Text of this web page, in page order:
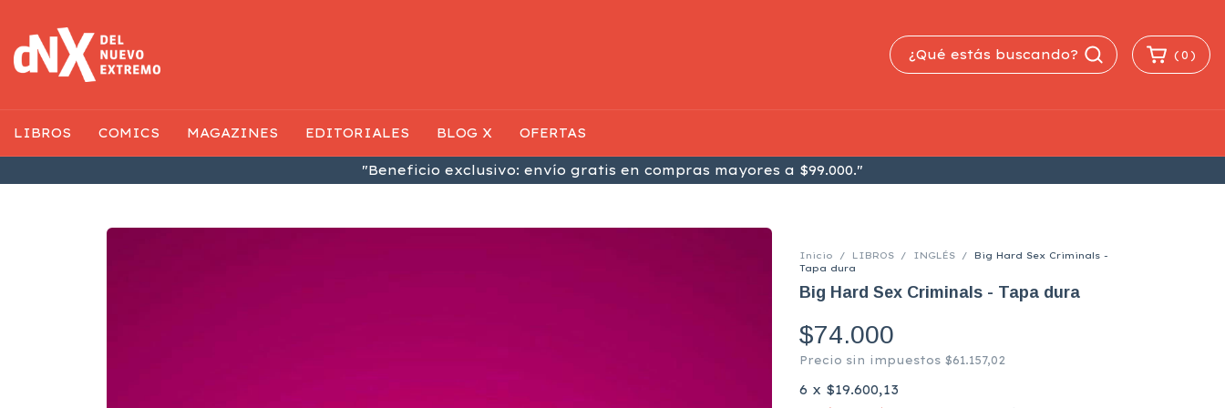
"Beneficio exclusivo: envío gratis en compras mayores a $99.000."
( 0 )
LIBROS COMICS MAGAZINES EDITORIALES BLOG X OFERTAS
Inicio / LIBROS / INGLÉS /
Big Hard Sex Criminals -
Tapa dura
Big Hard Sex Criminals - Tapa dura
$74.000
Precio sin impuestos $61.157,02
6 x $19.600,13